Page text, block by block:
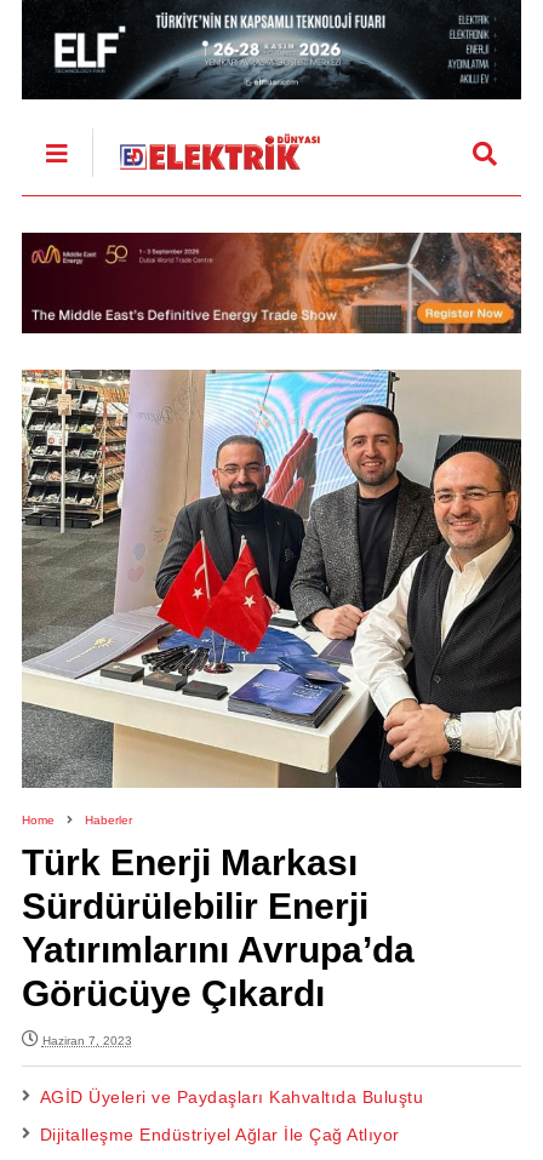
Home Haberler
Türk Enerji Markası
Sürdürülebilir Enerji
Yatırımlarını Avrupa’da
Görücüye Çıkardı
Haziran 7, 2023
AGİD Üyeleri ve Paydaşları Kahvaltıda Buluştu
Dijitalleşme Endüstriyel Ağlar İle Çağ Atlıyor